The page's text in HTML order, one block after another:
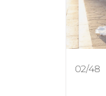
02/48